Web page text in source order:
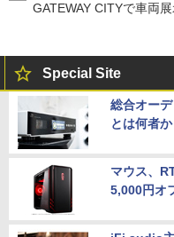
GATEWAY CITYで車両
Special Site
総合オー
とは何者か
マウス、
5,000円オ